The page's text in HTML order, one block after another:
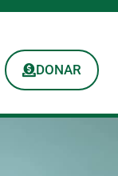
DONAR